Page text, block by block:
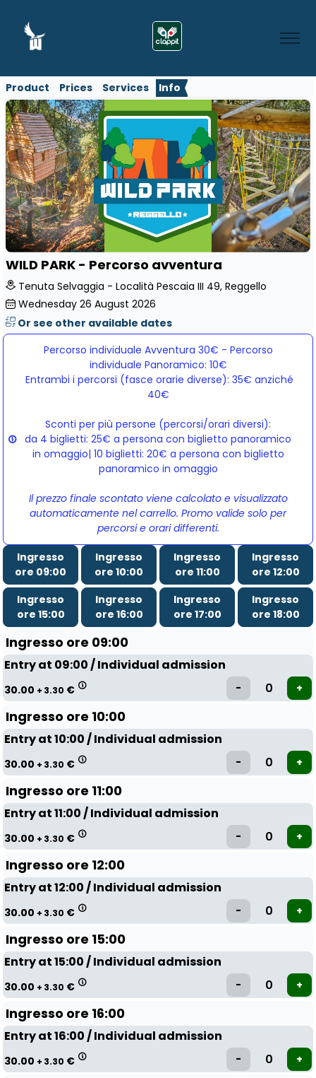
Product Prices Services Info
WILD PARK - Percorso avventura
Tenuta Selvaggia - Località Pescaia III 49, Reggello
Wednesday 26 August 2026
Or see other available dates
Percorso individuale Avventura 30€ - Percorso
individuale Panoramico: 10€
Entrambi i percorsi (fasce orarie diverse): 35€ anziché
40€
Sconti per più persone (percorsi/orari diversi):
da 4 biglietti: 25€ a persona con biglietto panoramico
in omaggio| 10 biglietti: 20€ a persona con biglietto
panoramico in omaggio
Il prezzo finale scontato viene calcolato e visualizzato
automaticamente nel carrello. Promo valide solo per
percorsi e orari differenti.
Ingresso
ore 09:00
Ingresso
ore 10:00
Ingresso
ore 11:00
Ingresso
ore 12:00
Ingresso
ore 15:00
Ingresso
ore 16:00
Ingresso
ore 17:00
Ingresso
ore 18:00
Ingresso ore 09:00
Entry at 09:00 / Individual admission
30.00 + 3.30 €
Ingresso ore 10:00
Entry at 10:00 / Individual admission
30.00 + 3.30 €
Ingresso ore 11:00
Entry at 11:00 / Individual admission
30.00 + 3.30 €
Ingresso ore 12:00
Entry at 12:00 / Individual admission
30.00 + 3.30 €
Ingresso ore 15:00
Entry at 15:00 / Individual admission
30.00 + 3.30 €
Ingresso ore 16:00
Entry at 16:00 / Individual admission
30.00 + 3.30 €